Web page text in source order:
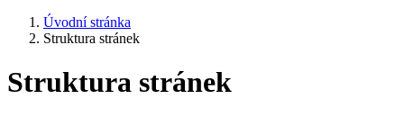
Úvodní stránka
Struktura stránek
Struktura stránek